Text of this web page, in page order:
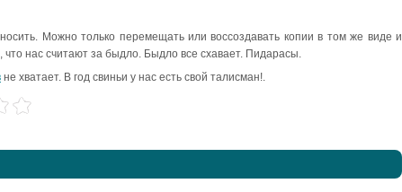
Можно только перемещать или воссоздавать копии в том же виде и
нас считают за быдло. Быдло все схавает. Пидарасы.
не хватает. В год свиньи у нас есть свой талисман!.